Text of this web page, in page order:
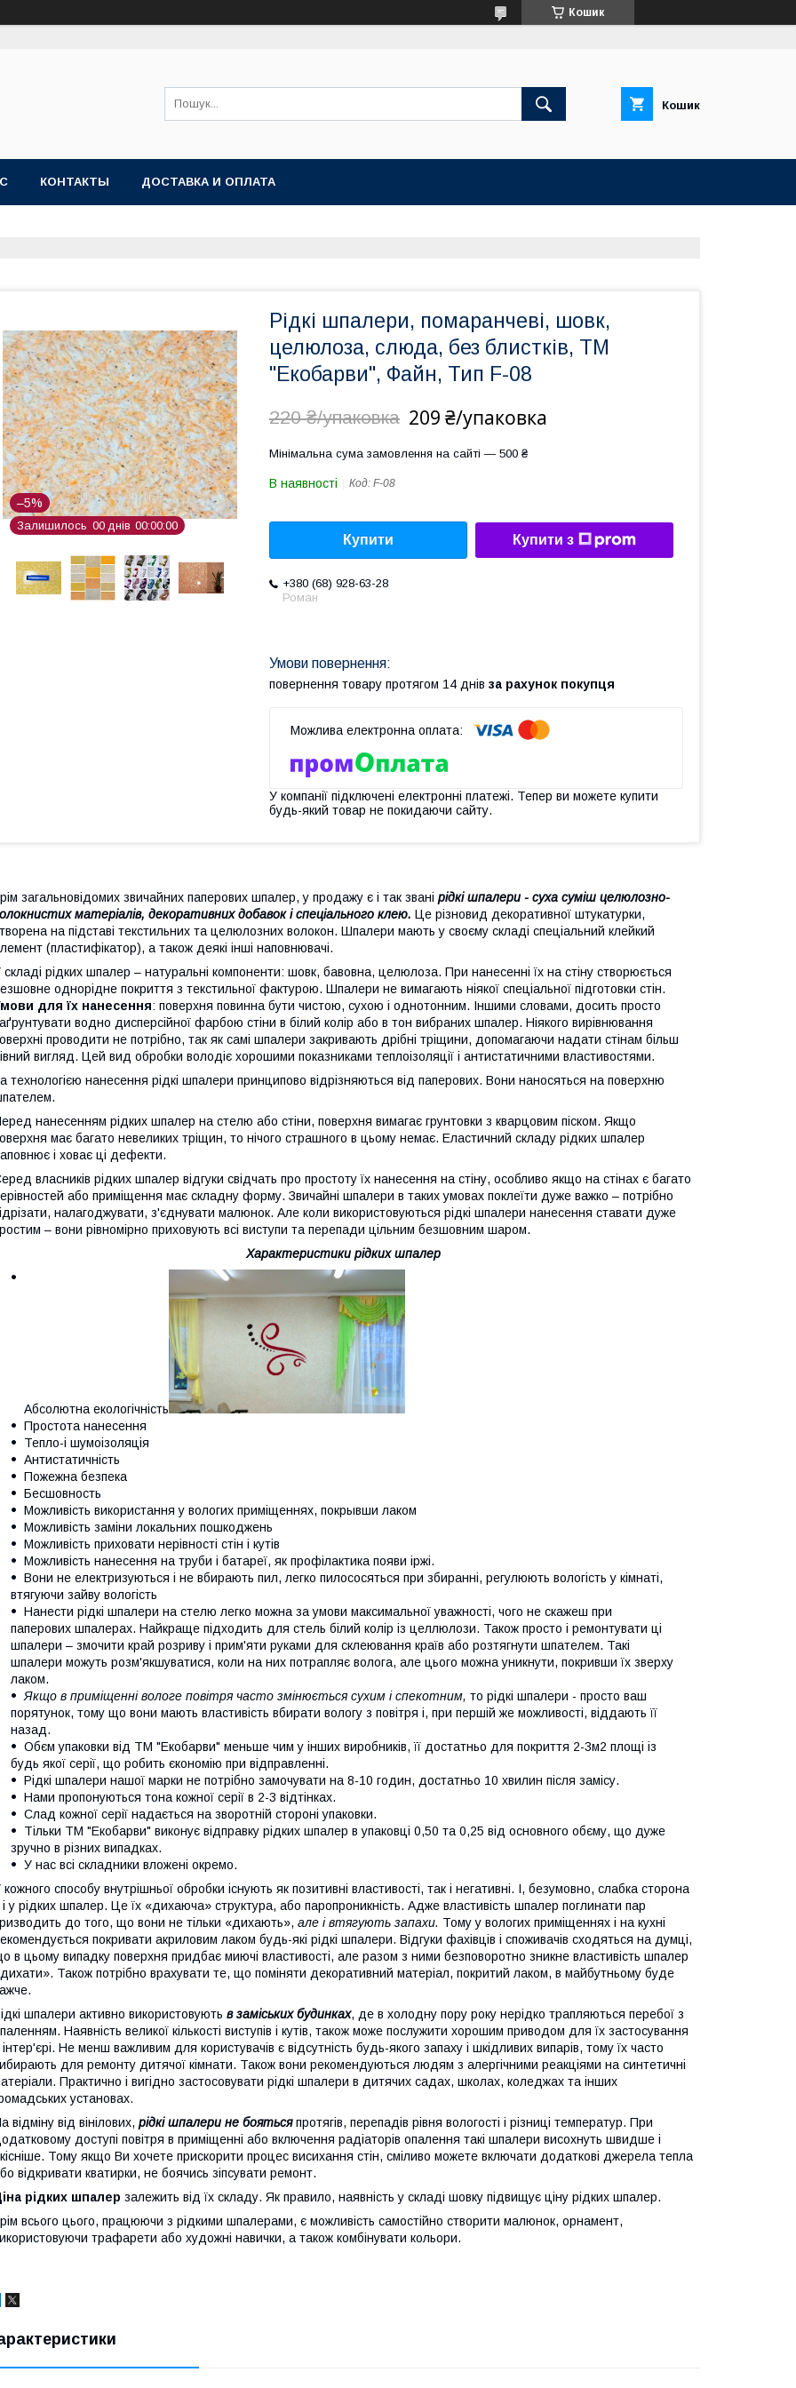
Кошик
Кошик
КОНТАКТЫ ДОСТАВКА И ОПЛАТА
–5%
Залишилось 00 днів 00 00 00
Рідкі шпалери, помаранчеві, шовк,
целюлоза, слюда, без блистків, ТМ
"Екобарви", Файн, Тип F-08
220 ₴/упаковка 209 ₴/упаковка
Мінімальна сума замовлення на сайті — 500 ₴
В наявності Код: F-08
Купити Купити з
+380 (68) 928-63-28
Роман
повернення товару протягом 14 днів за рахунок покупця
У компанії підключені електронні платежі. Тепер ви можете купити
будь-який товар не покидаючи сайту.
загальновідомих звичайних паперових шпалер, у продажу є і так звані рідкі шпалери - суха суміш целюлозно-
матеріалів, декоративних добавок і спеціального клею. Це різновид декоративної штукатурки,
на підставі текстильних та целюлозних волокон. Шпалери мають у своєму складі спеціальний клейкий
(пластифікатор), а також деякі інші наповнювачі.
складі рідких шпалер – натуральні компоненти: шовк, бавовна, целюлоза. При нанесенні їх на стіну створюється
однорідне покриття з текстильної фактурою. Шпалери не вимагають ніякої спеціальної підготовки стін.
для їх нанесення: поверхня повинна бути чистою, сухою і однотонним. Іншими словами, досить просто
водно дисперсійної фарбою стіни в білий колір або в тон вибраних шпалер. Ніякого вирівнювання
проводити не потрібно, так як самі шпалери закривають дрібні тріщини, допомагаючи надати стінам більш
вигляд. Цей вид обробки володіє хорошими показниками теплоізоляції і антистатичними властивостями.
технологією нанесення рідкі шпалери принципово відрізняються від паперових. Вони наносяться на поверхню
нанесенням рідких шпалер на стелю або стіни, поверхня вимагає грунтовки з кварцовим піском. Якщо
має багато невеликих тріщин, то нічого страшного в цьому немає. Еластичний складу рідких шпалер
і ховає ці дефекти.
власників рідких шпалер відгуки свідчать про простоту їх нанесення на стіну, особливо якщо на стінах є багато
або приміщення має складну форму. Звичайні шпалери в таких умовах поклеїти дуже важко – потрібно
налагоджувати, з'єднувати малюнок. Але коли використовуються рідкі шпалери нанесення ставати дуже
– вони рівномірно приховують всі виступи та перепади цільним безшовним шаром.
Характеристики рідких шпалер
Абсолютна екологічність
Простота нанесення
Тепло-і шумоізоляція
Антистатичність
Пожежна безпека
Бесшовность
Можливість використання у вологих приміщеннях, покрывши лаком
Можливість заміни локальних пошкоджень
Можливість приховати нерівності стін і кутів
Можливість нанесення на труби і батареї, як профілактика появи іржі.
Вони не електризуються і не вбирають пил, легко пилососяться при збиранні, регулюють вологість у кімнаті,
втягуючи зайву вологість
Нанести рідкі шпалери на стелю легко можна за умови максимальної уважності, чого не скажеш при
паперових шпалерах. Найкраще підходить для стель білий колір із целлюлози. Також просто і ремонтувати ці
шпалери – змочити край розриву і прим'яти руками для склеювання країв або розтягнути шпателем. Такі
шпалери можуть розм'якшуватися, коли на них потрапляє волога, але цього можна уникнути, покривши їх зверху
лаком.
Якщо в приміщенні вологе повітря часто змінюється сухим і спекотним, то рідкі шпалери - просто ваш
порятунок, тому що вони мають властивість вбирати вологу з повітря і, при першій же можливості, віддають її
назад.
Обєм упаковки від ТМ "Екобарви" меньше чим у інших виробників, її достатньо для покриття 2-3м2 площі із
будь якої серії, що робить єкономію при відправленні.
Рідкі шпалери нашої марки не потрібно замочувати на 8-10 годин, достатньо 10 хвилин після замісу.
Нами пропонуються тона кожної серії в 2-3 відтінках.
Слад кожної серії надається на зворотній стороні упаковки.
Тільки ТМ "Екобарви" виконує відправку рідких шпалер в упаковці 0,50 та 0,25 від основного обєму, що дуже
зручно в різних випадках.
У нас всі складники вложені окремо.
кожного способу внутрішньої обробки існують як позитивні властивості, так і негативні. І, безумовно, слабка сторона
і у рідких шпалер. Це їх «дихаюча» структура, або паропроникність. Адже властивість шпалер поглинати пар
до того, що вони не тільки «дихають», але і втягують запахи. Тому у вологих приміщеннях і на кухні
покривати акриловим лаком будь-які рідкі шпалери. Відгуки фахівців і споживачів сходяться на думці,
в цьому випадку поверхня придбає миючі властивості, але разом з ними безповоротно зникне властивість шпалер
Також потрібно врахувати те, що поміняти декоративний матеріал, покритий лаком, в майбутньому буде
шпалери активно використовують в заміських будинках, де в холодну пору року нерідко трапляються перебої з
Наявність великої кількості виступів і кутів, також може послужити хорошим приводом для їх застосування
інтер'єрі. Не менш важливим для користувачів є відсутність будь-якого запаху і шкідливих випарів, тому їх часто
для ремонту дитячої кімнати. Також вони рекомендуються людям з алергічними реакціями на синтетичні
Практично і вигідно застосовувати рідкі шпалери в дитячих садах, школах, коледжах та інших
установах.
відміну від вінілових, рідкі шпалери не боятьсяпротягів, перепадів рівня вологості і різниці температур. При
доступі повітря в приміщенні або включення радіаторів опалення такі шпалери висохнуть швидше і
Тому якщо Ви хочете прискорити процес висихання стін, сміливо можете включати додаткові джерела тепла
відкривати кватирки, не боячись зіпсувати ремонт.
рідких шпалер залежить від їх складу. Як правило, наявність у складі шовку підвищує ціну рідких шпалер.
всього цього, працюючи з рідкими шпалерами, є можливість самостійно створити малюнок, орнамент,
трафарети або художні навички, а також комбінувати кольори.